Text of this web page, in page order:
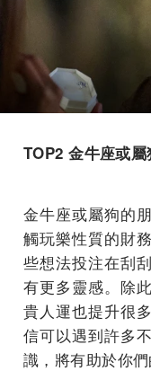
TOP2 金牛座或屬
金牛座或屬狗的
觸玩樂性質的財
些想法投注在刮
有更多靈感。除
貴人運也提升很
信可以遇到許多
識，將有助於你們